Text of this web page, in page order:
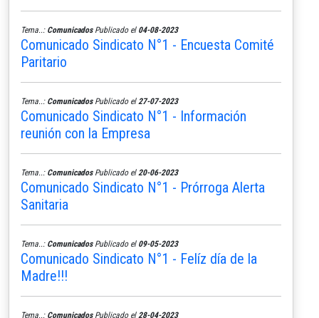
Tema..: ComunicadosPublicado el 04-08-2023
Comunicado Sindicato N°1 - Encuesta Comité
Paritario
Tema..: ComunicadosPublicado el 27-07-2023
Comunicado Sindicato N°1 - Información
reunión con la Empresa
Tema..: ComunicadosPublicado el 20-06-2023
Comunicado Sindicato N°1 - Prórroga Alerta
Sanitaria
Tema..: ComunicadosPublicado el 09-05-2023
Comunicado Sindicato N°1 - Felíz día de la
Madre!!!
Tema..: ComunicadosPublicado el 28-04-2023